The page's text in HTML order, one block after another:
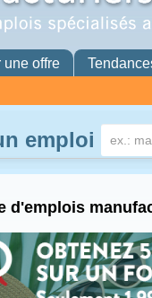
une offre
emploi
d'emplois